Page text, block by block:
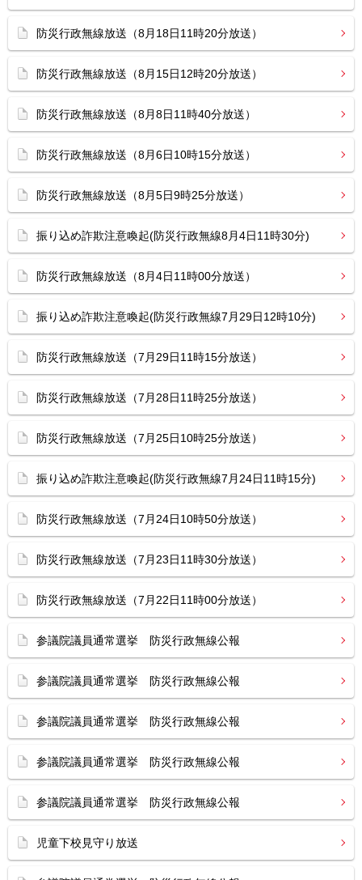
防災行政無線放送（8月18日11時20分放送）
防災行政無線放送（8月15日12時20分放送）
防災行政無線放送（8月8日11時40分放送）
防災行政無線放送（8月6日10時15分放送）
防災行政無線放送（8月5日9時25分放送）
振り込め詐欺注意喚起(防災行政無線8月4日11時30分)
防災行政無線放送（8月4日11時00分放送）
振り込め詐欺注意喚起(防災行政無線7月29日12時10分)
防災行政無線放送（7月29日11時15分放送）
防災行政無線放送（7月28日11時25分放送）
防災行政無線放送（7月25日10時25分放送）
振り込め詐欺注意喚起(防災行政無線7月24日11時15分)
防災行政無線放送（7月24日10時50分放送）
防災行政無線放送（7月23日11時30分放送）
防災行政無線放送（7月22日11時00分放送）
参議院議員通常選挙 防災行政無線公報
参議院議員通常選挙 防災行政無線公報
参議院議員通常選挙 防災行政無線公報
参議院議員通常選挙 防災行政無線公報
参議院議員通常選挙 防災行政無線公報
児童下校見守り放送